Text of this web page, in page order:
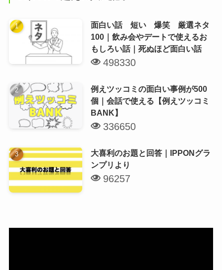
面白い話 短い 爆笑 厳選ネタ
100｜飲み会やデートで使えるお
もしろい話｜死ぬほど面白い話
498330
例えツッコミの面白い事例が500
個｜会話で使える【例えツッコミ
BANK】
336650
大喜利のお題と回答｜IPPONグラ
ンプリより
96257